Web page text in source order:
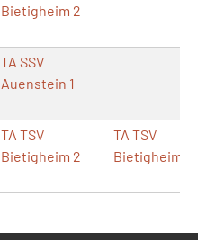
Bietigheim 2
TA SSV
Auenstein 1
TA TSV
Bietigheim 2
TA TSV
Bietigheim